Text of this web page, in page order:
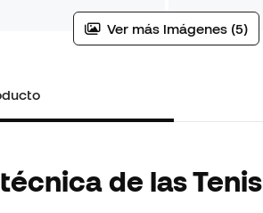
Ver más imágenes (5)
de las Tenis